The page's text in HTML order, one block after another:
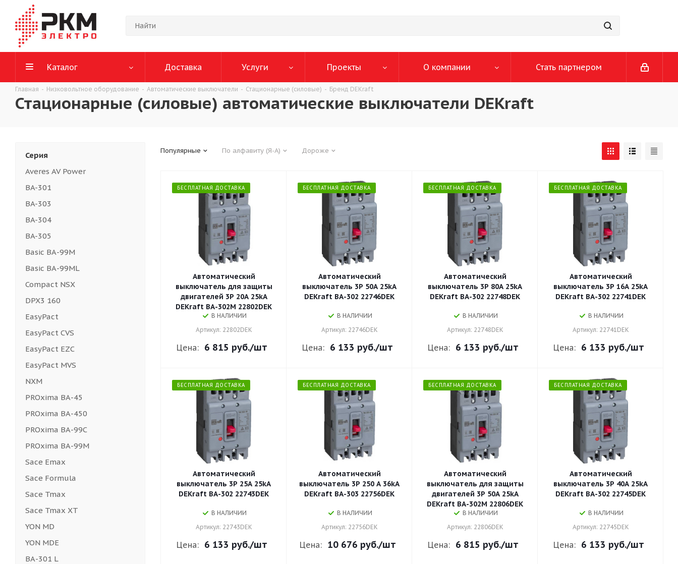
Каталог Доставка Услуги Проекты О компании Стать партнером
Главная - Низковольтное оборудование - Автоматические выключатели - Стационарные (силовые) - Бренд DEKraft
Стационарные (силовые) автоматические выключатели DEKraft
Популярные По алфавиту (Я-А) Дороже
БЕСПЛАТНАЯ ДОСТАВКА
Автоматический
выключатель для защиты
двигателей 3P 20A 25kA
DEKraft ВА-302М 22802DEK
В НАЛИЧИИ
Артикул: 22802DEK
Цена: 6 815 руб./шт
БЕСПЛАТНАЯ ДОСТАВКА
Автоматический
выключатель 3P 50A 25kA
DEKraft ВА-302 22746DEK
В НАЛИЧИИ
Артикул: 22746DEK
Цена: 6 133 руб./шт
БЕСПЛАТНАЯ ДОСТАВКА
Автоматический
выключатель 3P 80A 25kA
DEKraft ВА-302 22748DEK
В НАЛИЧИИ
Артикул: 22748DEK
Цена: 6 133 руб./шт
БЕСПЛАТНАЯ ДОСТАВКА
Автоматический
выключатель 3P 16A 25kA
DEKraft ВА-302 22741DEK
В НАЛИЧИИ
Артикул: 22741DEK
Цена: 6 133 руб./шт
БЕСПЛАТНАЯ ДОСТАВКА
Автоматический
выключатель 3P 25A 25kA
DEKraft ВА-302 22743DEK
В НАЛИЧИИ
Артикул: 22743DEK
Цена: 6 133 руб./шт
БЕСПЛАТНАЯ ДОСТАВКА
Автоматический
выключатель 3P 250 A 36kA
DEKraft ВА-303 22756DEK
В НАЛИЧИИ
Артикул: 22756DEK
Цена: 10 676 руб./шт
БЕСПЛАТНАЯ ДОСТАВКА
Автоматический
выключатель для защиты
двигателей 3P 50A 25kA
DEKraft ВА-302М 22806DEK
В НАЛИЧИИ
Артикул: 22806DEK
Цена: 6 815 руб./шт
БЕСПЛАТНАЯ ДОСТАВКА
Автоматический
выключатель 3P 40A 25kA
DEKraft ВА-302 22745DEK
В НАЛИЧИИ
Артикул: 22745DEK
Цена: 6 133 руб./шт
Серия
Averes AV Power
BA-301
BA-303
BA-304
BA-305
Basic ВА-99М
Basic ВА-99МL
Compact NSX
DPX3 160
EasyPact
EasyPact CVS
EasyPact EZC
EasyPact MVS
NXM
PROxima ВА-45
PROxima ВА-450
PROxima ВА-99C
PROxima ВА-99М
Sace Emax
Sace Formula
Sace Tmax
Sace Tmax XT
YON MD
YON MDE
ВА-301 L